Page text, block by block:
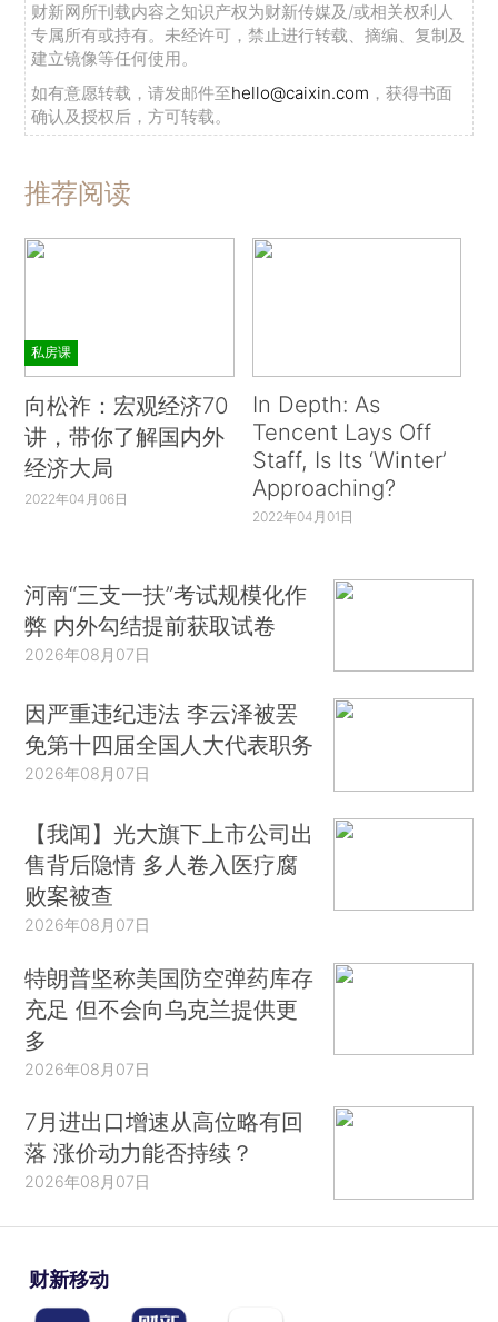
财新网所刊载内容之知识产权为财新传媒及/或相关权利人
专属所有或持有。未经许可，禁止进行转载、摘编、复制及
建立镜像等任何使用。
如有意愿转载，请发邮件至hello@caixin.com ，获得书面
确认及授权后，方可转载。
推荐阅读
私房课
向松祚：宏观经济70
讲，带你了解国内外
经济大局
2022年04月06日
In Depth: As
Tencent Lays Off
Staff, Is Its ‘Winter’
Approaching?
2022年04月01日
河南“三支一扶”考试规模化作
弊 内外勾结提前获取试卷
2026年08月07日
因严重违纪违法 李云泽被罢
免第十四届全国人大代表职务
2026年08月07日
【我闻】光大旗下上市公司出
售背后隐情 多人卷入医疗腐
败案被查
2026年08月07日
特朗普坚称美国防空弹药库存
充足 但不会向乌克兰提供更
多
2026年08月07日
7月进出口增速从高位略有回
落 涨价动力能否持续？
2026年08月07日
财新移动